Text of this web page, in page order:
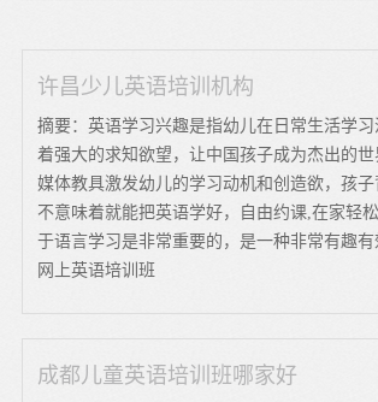
许昌少儿英语培训机构
摘要：英语学习兴趣是指幼儿在日常生活学
着强大的求知欲望，让中国孩子成为杰出的
媒体教具激发幼儿的学习动机和创造欲，孩
不意味着就能把英语学好，自由约课,在家轻
于语言学习是非常重要的，是一种非常有趣有
网上英语培训班
成都儿童英语培训班哪家好